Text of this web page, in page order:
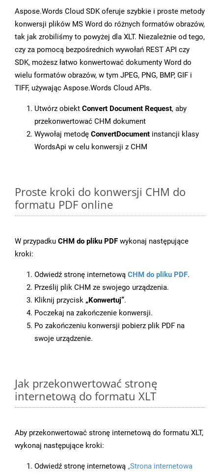
Aspose.Words Cloud SDK oferuje szybkie i proste metody
konwersji plików MS Word do różnych formatów obrazów,
tak jak zrobiliśmy to powyżej dla XLT. Niezależnie od tego,
czy za pomocą bezpośrednich wywołań REST API czy
SDK, możesz łatwo konwertować dokumenty Word do
wielu formatów obrazów, w tym JPEG, PNG, BMP, GIF i
TIFF, używając Aspose.Words Cloud APIs.
Utwórz obiekt Convert Document Request, aby
przekonwertować CHM dokument
Wywołaj metodę ConvertDocument instancji klasy
WordsApi w celu konwersji z CHM
Proste kroki do konwersji CHM do
formatu PDF online
W przypadku CHM do pliku PDF wykonaj następujące
kroki:
Odwiedź stronę internetową CHM do pliku PDF.
Prześlij plik CHM ze swojego urządzenia.
Kliknij przycisk „Konwertuj”.
Poczekaj na zakończenie konwersji.
Po zakończeniu konwersji pobierz plik PDF na
swoje urządzenie.
Jak przekonwertować stronę
internetową do formatu XLT
Aby przekonwertować stronę internetową do formatu XLT,
wykonaj następujące kroki:
Odwiedź stronę internetową „Strona internetowa